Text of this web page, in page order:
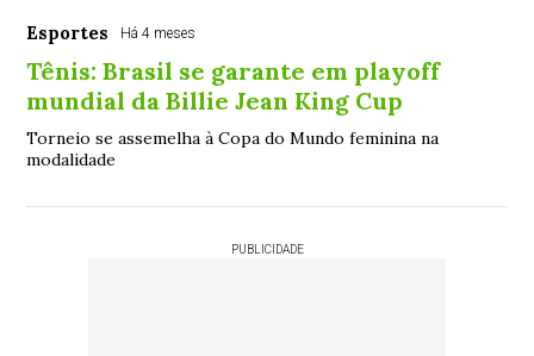
Esportes Há 4 meses
Tênis: Brasil se garante em playoff
mundial da Billie Jean King Cup
Torneio se assemelha à Copa do Mundo feminina na
modalidade
PUBLICIDADE